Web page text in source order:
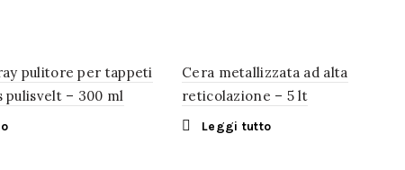
pulitore per tappeti
pulisvelt – 300 ml
Cera metallizzata ad alta
reticolazione – 5 lt
Leggi tutto